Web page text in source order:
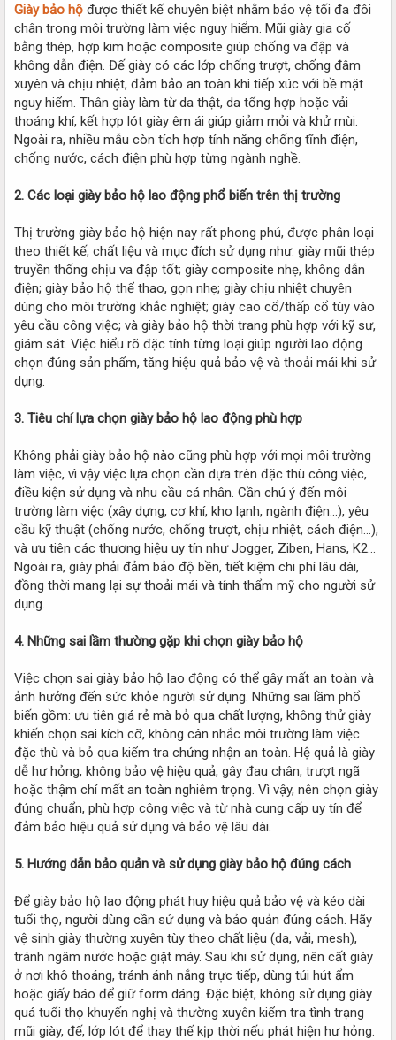
Giày bảo hộ được thiết kế chuyên biệt nhằm bảo vệ tối đa đôi
chân trong môi trường làm việc nguy hiểm. Mũi giày gia cố
bằng thép, hợp kim hoặc composite giúp chống va đập và
không dẫn điện. Đế giày có các lớp chống trượt, chống đâm
xuyên và chịu nhiệt, đảm bảo an toàn khi tiếp xúc với bề mặt
nguy hiểm. Thân giày làm từ da thật, da tổng hợp hoặc vải
thoáng khí, kết hợp lót giày êm ái giúp giảm mỏi và khử mùi.
Ngoài ra, nhiều mẫu còn tích hợp tính năng chống tĩnh điện,
chống nước, cách điện phù hợp từng ngành nghề.
2. Các loại giày bảo hộ lao động phổ biến trên thị trường
Thị trường giày bảo hộ hiện nay rất phong phú, được phân loại
theo thiết kế, chất liệu và mục đích sử dụng như: giày mũi thép
truyền thống chịu va đập tốt; giày composite nhẹ, không dẫn
điện; giày bảo hộ thể thao, gọn nhẹ; giày chịu nhiệt chuyên
dùng cho môi trường khắc nghiệt; giày cao cổ/thấp cổ tùy vào
yêu cầu công việc; và giày bảo hộ thời trang phù hợp với kỹ sư,
giám sát. Việc hiểu rõ đặc tính từng loại giúp người lao động
chọn đúng sản phẩm, tăng hiệu quả bảo vệ và thoải mái khi sử
dụng.
3. Tiêu chí lựa chọn giày bảo hộ lao động phù hợp
Không phải giày bảo hộ nào cũng phù hợp với mọi môi trường
làm việc, vì vậy việc lựa chọn cần dựa trên đặc thù công việc,
điều kiện sử dụng và nhu cầu cá nhân. Cần chú ý đến môi
trường làm việc (xây dựng, cơ khí, kho lạnh, ngành điện...), yêu
cầu kỹ thuật (chống nước, chống trượt, chịu nhiệt, cách điện...),
và ưu tiên các thương hiệu uy tín như Jogger, Ziben, Hans, K2...
Ngoài ra, giày phải đảm bảo độ bền, tiết kiệm chi phí lâu dài,
đồng thời mang lại sự thoải mái và tính thẩm mỹ cho người sử
dụng.
4. Những sai lầm thường gặp khi chọn giày bảo hộ
Việc chọn sai giày bảo hộ lao động có thể gây mất an toàn và
ảnh hưởng đến sức khỏe người sử dụng. Những sai lầm phổ
biến gồm: ưu tiên giá rẻ mà bỏ qua chất lượng, không thử giày
khiến chọn sai kích cỡ, không cân nhắc môi trường làm việc
đặc thù và bỏ qua kiểm tra chứng nhận an toàn. Hệ quả là giày
dễ hư hỏng, không bảo vệ hiệu quả, gây đau chân, trượt ngã
hoặc thậm chí mất an toàn nghiêm trọng. Vì vậy, nên chọn giày
đúng chuẩn, phù hợp công việc và từ nhà cung cấp uy tín để
đảm bảo hiệu quả sử dụng và bảo vệ lâu dài.
5. Hướng dẫn bảo quản và sử dụng giày bảo hộ đúng cách
Để giày bảo hộ lao động phát huy hiệu quả bảo vệ và kéo dài
tuổi thọ, người dùng cần sử dụng và bảo quản đúng cách. Hãy
vệ sinh giày thường xuyên tùy theo chất liệu (da, vải, mesh),
tránh ngâm nước hoặc giặt máy. Sau khi sử dụng, nên cất giày
ở nơi khô thoáng, tránh ánh nắng trực tiếp, dùng túi hút ẩm
hoặc giấy báo để giữ form dáng. Đặc biệt, không sử dụng giày
quá tuổi thọ khuyến nghị và thường xuyên kiểm tra tình trạng
mũi giày, đế, lớp lót để thay thế kịp thời nếu phát hiện hư hỏng.